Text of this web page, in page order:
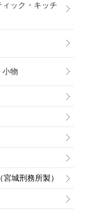
ック・キッチ
小物
城刑務所製）